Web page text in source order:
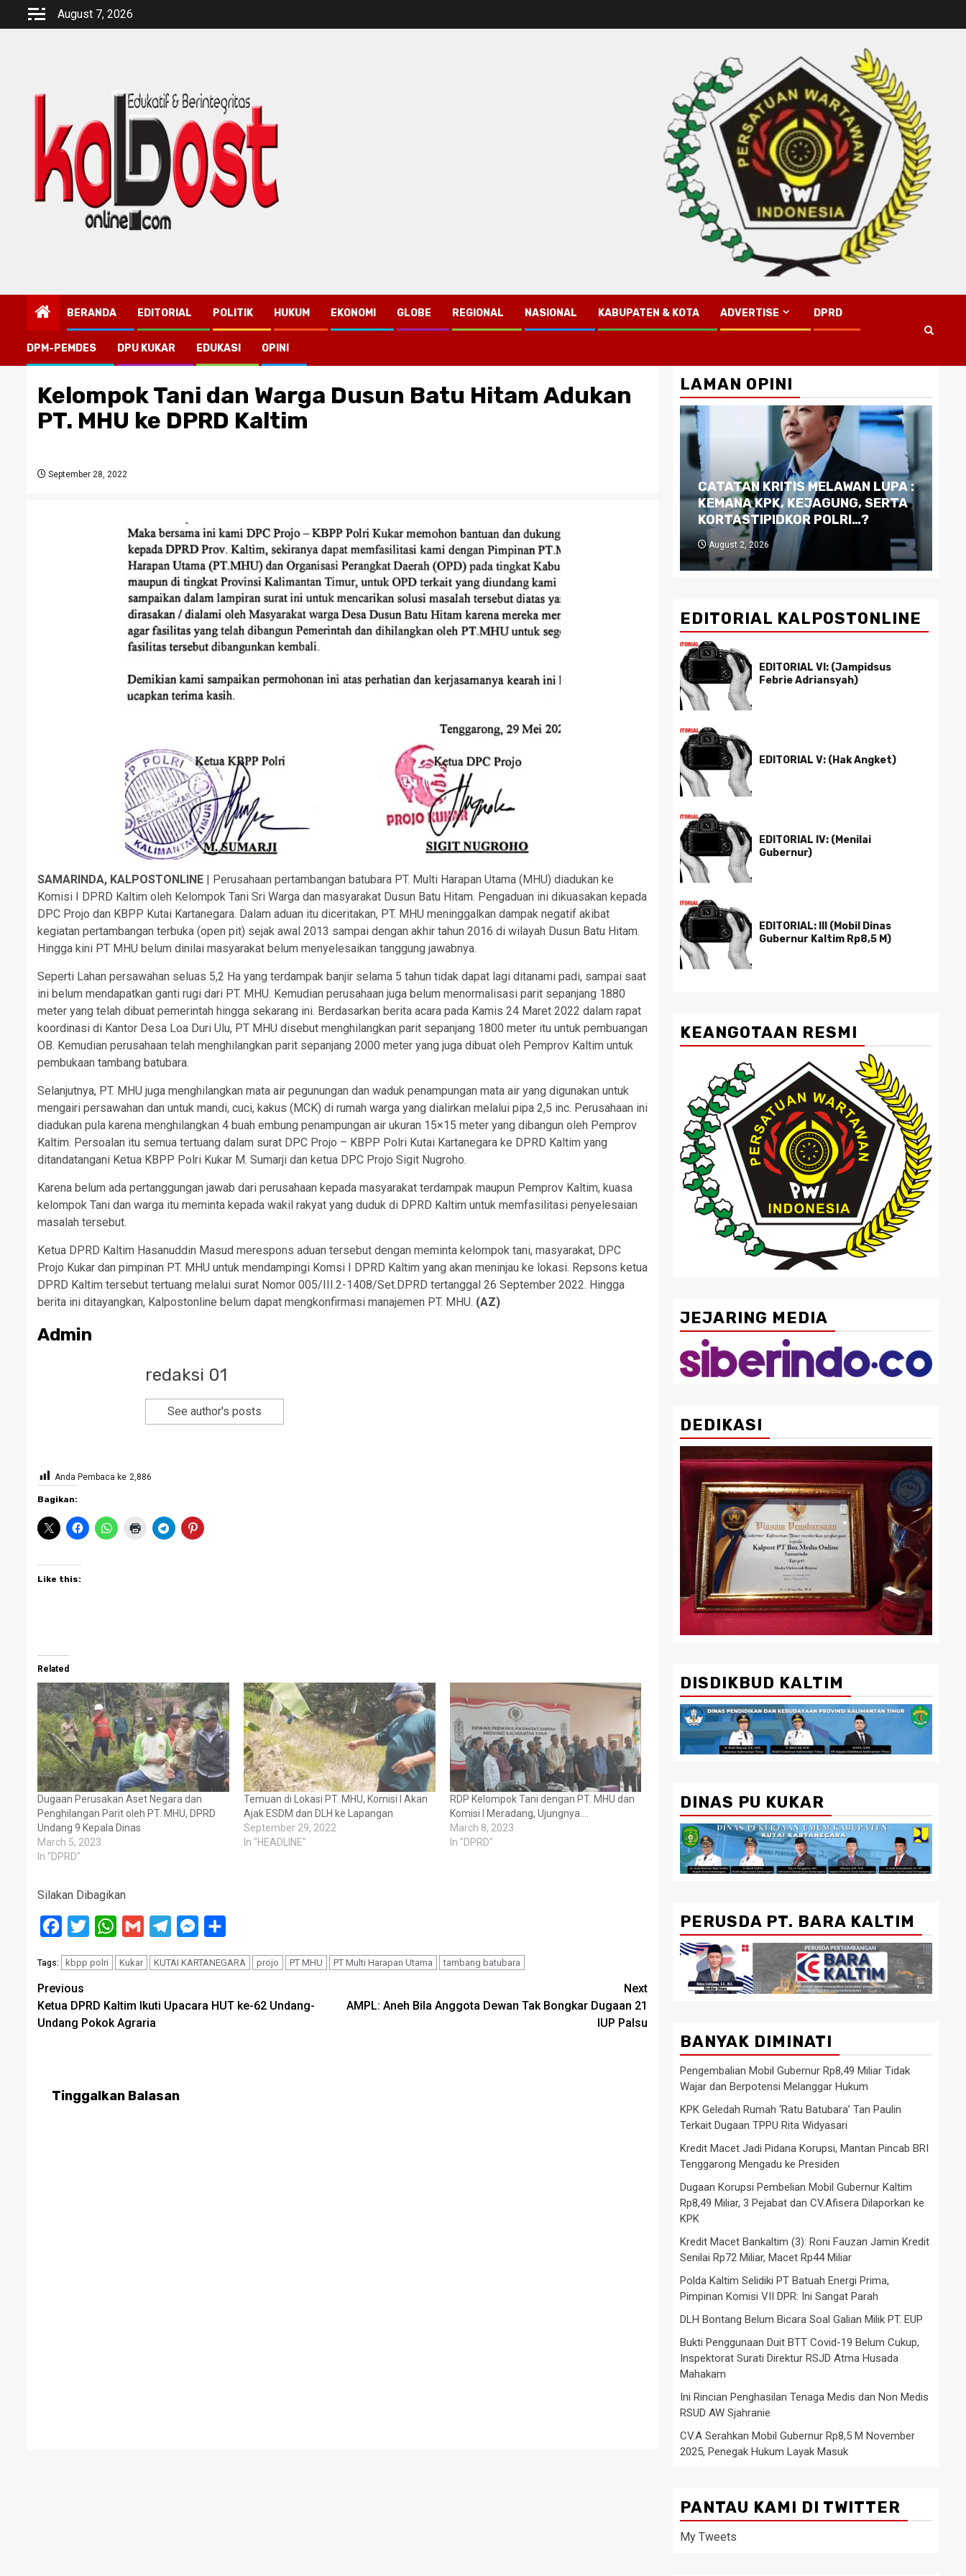
August 7, 2026
BERANDA EDITORIAL POLITIK HUKUM EKONOMI GLOBE REGIONAL NASIONAL KABUPATEN & KOTA ADVERTISE DPRD
DPM-PEMDES DPU KUKAR EDUKASI OPINI
Kelompok Tani dan Warga Dusun Batu Hitam Adukan
PT. MHU ke DPRD Kaltim
September 28, 2022
SAMARINDA, KALPOSTONLINE | Perusahaan pertambangan batubara PT. Multi Harapan Utama (MHU) diadukan ke
Komisi I DPRD Kaltim oleh Kelompok Tani Sri Warga dan masyarakat Dusun Batu Hitam. Pengaduan ini dikuasakan kepada
DPC Projo dan KBPP Kutai Kartanegara. Dalam aduan itu diceritakan, PT. MHU meninggalkan dampak negatif akibat
kegiatan pertambangan terbuka (open pit) sejak awal 2013 sampai dengan akhir tahun 2016 di wilayah Dusun Batu Hitam.
Hingga kini PT MHU belum dinilai masyarakat belum menyelesaikan tanggung jawabnya.
Seperti Lahan persawahan seluas 5,2 Ha yang terdampak banjir selama 5 tahun tidak dapat lagi ditanami padi, sampai saat
ini belum mendapatkan ganti rugi dari PT. MHU. Kemudian perusahaan juga belum menormalisasi parit sepanjang 1880
meter yang telah dibuat pemerintah hingga sekarang ini. Berdasarkan berita acara pada Kamis 24 Maret 2022 dalam rapat
koordinasi di Kantor Desa Loa Duri Ulu, PT MHU disebut menghilangkan parit sepanjang 1800 meter itu untuk pembuangan
OB. Kemudian perusahaan telah menghilangkan parit sepanjang 2000 meter yang juga dibuat oleh Pemprov Kaltim untuk
pembukaan tambang batubara.
Selanjutnya, PT. MHU juga menghilangkan mata air pegunungan dan waduk penampungan mata air yang digunakan untuk
mengairi persawahan dan untuk mandi, cuci, kakus (MCK) di rumah warga yang dialirkan melalui pipa 2,5 inc. Perusahaan ini
diadukan pula karena menghilangkan 4 buah embung penampungan air ukuran 15×15 meter yang dibangun oleh Pemprov
Kaltim. Persoalan itu semua tertuang dalam surat DPC Projo – KBPP Polri Kutai Kartanegara ke DPRD Kaltim yang
ditandatangani Ketua KBPP Polri Kukar M. Sumarji dan ketua DPC Projo Sigit Nugroho.
Karena belum ada pertanggungan jawab dari perusahaan kepada masyarakat terdampak maupun Pemprov Kaltim, kuasa
kelompok Tani dan warga itu meminta kepada wakil rakyat yang duduk di DPRD Kaltim untuk memfasilitasi penyelesaian
masalah tersebut.
Ketua DPRD Kaltim Hasanuddin Masud merespons aduan tersebut dengan meminta kelompok tani, masyarakat, DPC
Projo Kukar dan pimpinan PT. MHU untuk mendampingi Komsi I DPRD Kaltim yang akan meninjau ke lokasi. Repsons ketua
DPRD Kaltim tersebut tertuang melalui surat Nomor 005/III.2-1408/Set.DPRD tertanggal 26 September 2022. Hingga
berita ini ditayangkan, Kalpostonline belum dapat mengkonfirmasi manajemen PT. MHU. (AZ)
Admin
redaksi 01
See author's posts
Anda Pembaca ke 2,886
Bagikan:
Like this:
Related
Dugaan Perusakan Aset Negara dan
Penghilangan Parit oleh PT. MHU, DPRD
Undang 9 Kepala Dinas
March 5, 2023
In "DPRD"
Temuan di Lokasi PT. MHU, Komisi I Akan
Ajak ESDM dan DLH ke Lapangan
September 29, 2022
In "HEADLINE"
RDP Kelompok Tani dengan PT. MHU dan
Komisi I Meradang, Ujungnya….
March 8, 2023
In "DPRD"
Silakan Dibagikan
Facebook
Twitter WhatsApp
Gmail TelegramMessenger
Tags: kbpp polri Kukar KUTAI KARTANEGARA projo PT MHU PT Multi Harapan Utama tambang batubara
Post
navigation
Previous
Ketua DPRD Kaltim Ikuti Upacara HUT ke-62 Undang-
Undang Pokok Agraria
Next
AMPL: Aneh Bila Anggota Dewan Tak Bongkar Dugaan 21
IUP Palsu
Tinggalkan Balasan
LAMAN OPINI
CATATAN KRITIS MELAWAN LUPA :
KEMANA KPK, KEJAGUNG, SERTA
KORTASTIPIDKOR POLRI…?
August 2, 2026
EDITORIAL KALPOSTONLINE
EDITORIAL VI: (Jampidsus
Febrie Adriansyah)
EDITORIAL V: (Hak Angket)
EDITORIAL IV: (Menilai
Gubernur)
EDITORIAL: III (Mobil Dinas
Gubernur Kaltim Rp8,5 M)
KEANGOTAAN RESMI
JEJARING MEDIA
DEDIKASI
DISDIKBUD KALTIM
DINAS PU KUKAR
PERUSDA PT. BARA KALTIM
BANYAK DIMINATI
Pengembalian Mobil Gubernur Rp8,49 Miliar Tidak
Wajar dan Berpotensi Melanggar Hukum
KPK Geledah Rumah ‘Ratu Batubara’ Tan Paulin
Terkait Dugaan TPPU Rita Widyasari
Kredit Macet Jadi Pidana Korupsi, Mantan Pincab BRI
Tenggarong Mengadu ke Presiden
Dugaan Korupsi Pembelian Mobil Gubernur Kaltim
Rp8,49 Miliar, 3 Pejabat dan CV.Afisera Dilaporkan ke
KPK
Kredit Macet Bankaltim (3): Roni Fauzan Jamin Kredit
Senilai Rp72 Miliar, Macet Rp44 Miliar
Polda Kaltim Selidiki PT Batuah Energi Prima,
Pimpinan Komisi VII DPR: Ini Sangat Parah
DLH Bontang Belum Bicara Soal Galian Milik PT. EUP
Bukti Penggunaan Duit BTT Covid-19 Belum Cukup,
Inspektorat Surati Direktur RSJD Atma Husada
Mahakam
Ini Rincian Penghasilan Tenaga Medis dan Non Medis
RSUD AW Sjahranie
CV.A Serahkan Mobil Gubernur Rp8,5 M November
2025, Penegak Hukum Layak Masuk
PANTAU KAMI DI TWITTER
My Tweets